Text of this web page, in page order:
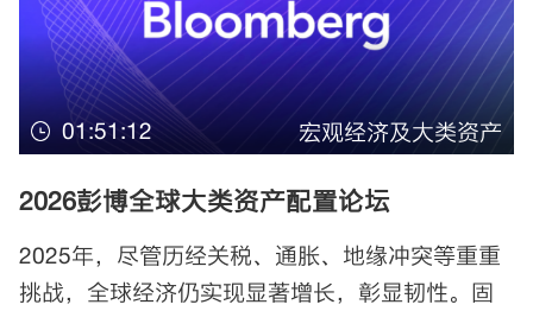
01:51:12 宏观经济及大类资产
2026彭博全球大类资产配置论坛
2025年，尽管历经关税、通胀、地缘冲突等重重
挑战，全球经济仍实现显著增长，彰显韧性。固